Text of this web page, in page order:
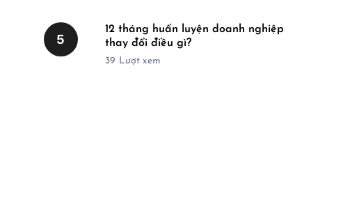
5
12 tháng huấn luyện doanh nghiệp
thay đổi điều gì?
39 Lượt xem